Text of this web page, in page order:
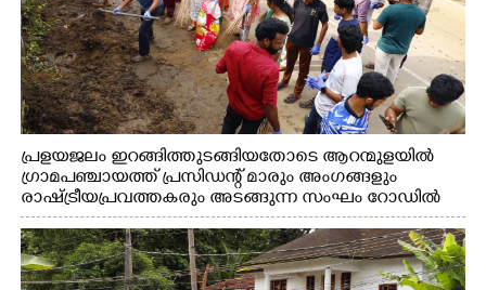
പ്രളയജലം ഇറങ്ങിത്തുടങ്ങിയതോടെ ആറന്മുളയിൽ
ഗ്രാമപഞ്ചായത്ത് പ്രസിഡന്റ് മാരും അംഗങ്ങളും
രാഷ്ട്രീയപ്രവത്തകരും അടങ്ങുന്ന സംഘം റോഡിൽ
അടിഞ്ഞ് കൂടിയ ചെളിയും മണ്ണും മറ്റ് മാലിന്യങ്ങളും
നീക്കം ചെയ്യുന്നു.